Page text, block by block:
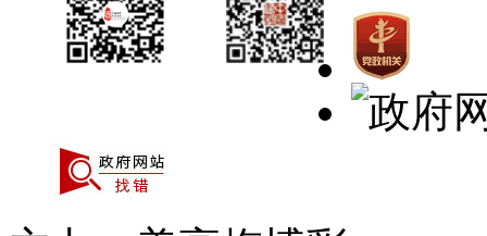
江门政府网政务微